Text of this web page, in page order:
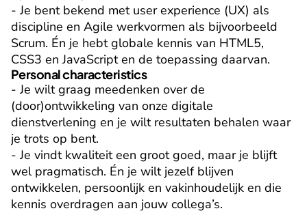
- Je bent bekend met user experience (UX) als
discipline en Agile werkvormen als bijvoorbeeld
Scrum. Én je hebt globale kennis van HTML5,
CSS3 en JavaScript en de toepassing daarvan.
Personal characteristics
- Je wilt graag meedenken over de
(door)ontwikkeling van onze digitale
dienstverlening en je wilt resultaten behalen waar
je trots op bent.
- Je vindt kwaliteit een groot goed, maar je blijft
wel pragmatisch. Én je wilt jezelf blijven
ontwikkelen, persoonlijk en vakinhoudelijk en die
kennis overdragen aan jouw collega’s.